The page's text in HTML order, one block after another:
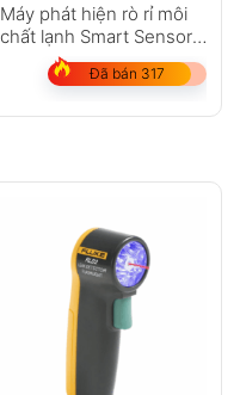
Máy phát hiện rò rỉ môi
chất lạnh Smart Sensor
AS5750L
Đã bán 317